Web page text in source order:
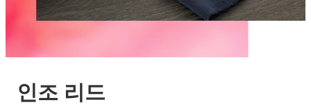
인조 리드